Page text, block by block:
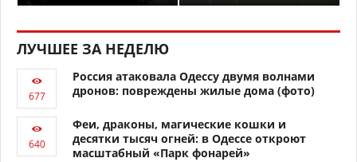
ЛУЧШЕЕ ЗА НЕДЕЛЮ
Россия атаковала Одессу двумя волнами
дронов: повреждены жилые дома (фото)
Феи, драконы, магические кошки и
десятки тысяч огней: в Одессе откроют
масштабный «Парк фонарей»